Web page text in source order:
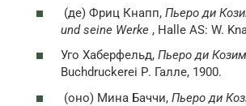
(де) Фриц Кнапп, Пьеро ди
und seine Werke , Halle AS: W.
Уго Хаберфельд, Пьеро ди
Buchdruckerei Р. Галле, 1900.
(оно) Мина Баччи, Пьеро ди